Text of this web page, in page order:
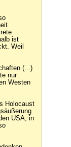
ist
Weil
(...)
nur
Westen
Holocaust
USA, in